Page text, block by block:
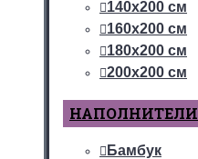
140х200 см
160х200 см
180х200 см
200х200 см
НАПОЛНИТЕЛИ
Бамбук